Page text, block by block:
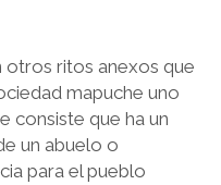
otros ritos anexos que
mapuche uno
consiste que ha un
un abuelo o
para el pueblo